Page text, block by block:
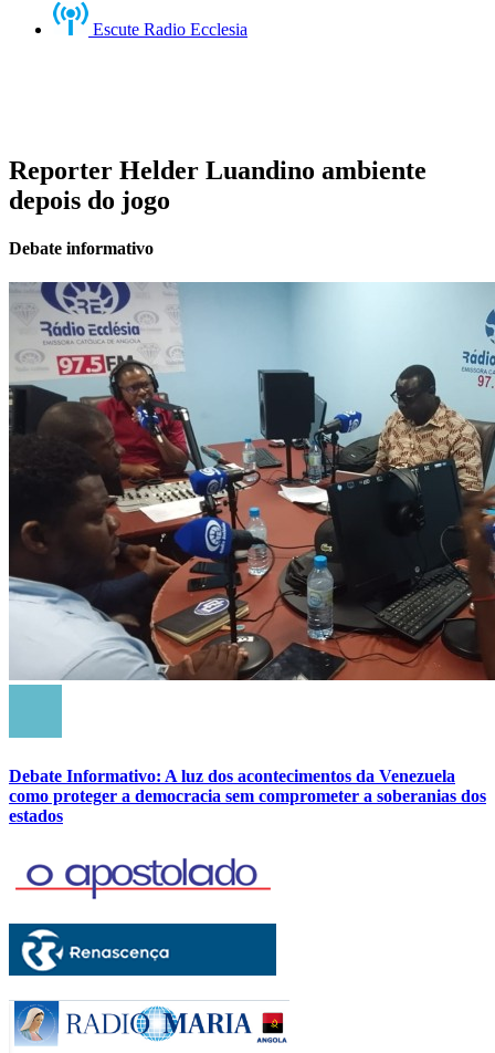
Escute Radio Ecclesia
Reporter Helder Luandino ambiente
depois do jogo
Debate informativo
Debate Informativo: A luz dos acontecimentos da Venezuela
como proteger a democracia sem comprometer a soberanias dos
estados